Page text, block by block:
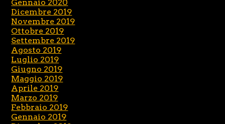
Gennaio 2020
Dicembre 2019
Novembre 2019
Ottobre 2019
Settembre 2019
Agosto 2019
Luglio 2019
Giugno 2019
Maggio 2019
Aprile 2019
Marzo 2019
Febbraio 2019
Gennaio 2019